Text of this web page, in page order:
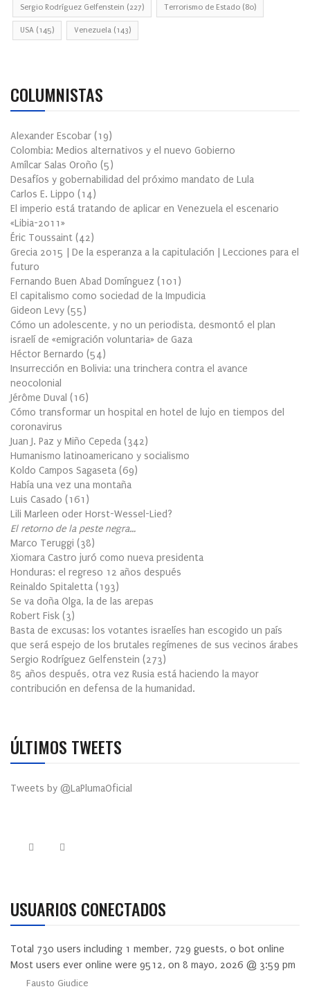
Sergio Rodríguez Gelfenstein (227) Terrorismo de Estado (80)
USA (145) Venezuela (143)
COLUMNISTAS
Alexander Escobar (19)
Colombia: Medios alternativos y el nuevo Gobierno
Amílcar Salas Oroño (5)
Desafíos y gobernabilidad del próximo mandato de Lula
Carlos E. Lippo (14)
El imperio está tratando de aplicar en Venezuela el escenario
«Libia-2011»
Éric Toussaint (42)
Grecia 2015 | De la esperanza a la capitulación | Lecciones para el
futuro
Fernando Buen Abad Domínguez (101 )
El capitalismo como sociedad de la Impudicia
Gideon Levy (55)
Cómo un adolescente, y no un periodista, desmontó el plan
israelí de «emigración voluntaria» de Gaza
Héctor Bernardo (54)
Insurrección en Bolivia: una trinchera contra el avance
neocolonial
Jérôme Duval (16)
Cómo transformar un hospital en hotel de lujo en tiempos del
coronavirus
Juan J. Paz y Miño Cepeda (342)
Humanismo latinoamericano y socialismo
Koldo Campos Sagaseta (69)
Había una vez una montaña
Luis Casado (161 )
Lili Marleen oder Horst-Wessel-Lied?
El retorno de la peste negra…
Marco Teruggi (38)
Xiomara Castro juró como nueva presidenta
Honduras: el regreso 12 años después
Reinaldo Spitaletta (193)
Se va doña Olga, la de las arepas
Robert Fisk (3)
Basta de excusas: los votantes israelíes han escogido un país
que será espejo de los brutales regímenes de sus vecinos árabes
Sergio Rodríguez Gelfenstein (273)
85 años después, otra vez Rusia está haciendo la mayor
contribución en defensa de la humanidad.
ÚLTIMOS TWEETS
Tweets by @LaPlumaOficial
USUARIOS CONECTADOS
Total 730 users including 1 member, 729 guests, 0 bot online
Most users ever online were 9512, on 8 mayo, 2026 @ 3:59 pm
Fausto Giudice